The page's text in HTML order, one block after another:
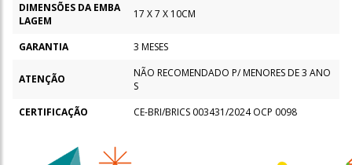
DIMENSÕES DA EMBA
LAGEM
17 X 7 X 10CM
GARANTIA 3 MESES
ATENÇÃO
NÃO RECOMENDADO P/ MENORES DE 3 ANO
S
CERTIFICAÇÃO
CE-BRI/BRICS 003431/2024 OCP 0098